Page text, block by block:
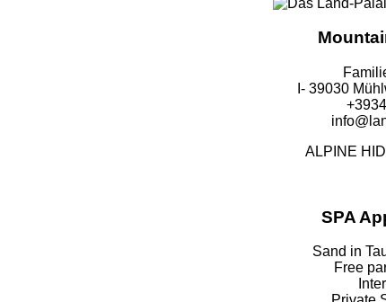
I- 39030
ALPINE
SPA
Sand in
Free